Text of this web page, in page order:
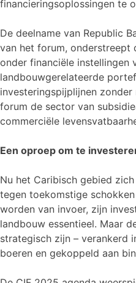
financieringsoplossingen te
De deelname van Republic
van het forum, onderstreept
onder financiële instellingen
landbouwgerelateerde
investeringspijplijnen
forum de sector van
commerciële
Een oproep om te
Nu het Caribisch gebied
tegen toekomstige
worden van invoer, zijn
landbouw essentieel. Maar
strategisch zijn – verankerd
boeren en gekoppeld aan